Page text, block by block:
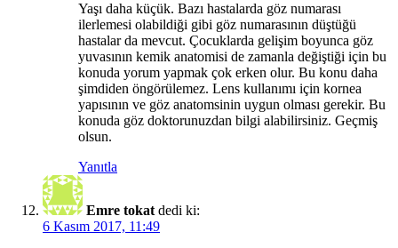
Yaşı daha küçük. Bazı hastalarda göz numarası
ilerlemesi olabildiği gibi göz numarasının düştüğü
hastalar da mevcut. Çocuklarda gelişim boyunca göz
yuvasının kemik anatomisi de zamanla değiştiği için bu
konuda yorum yapmak çok erken olur. Bu konu daha
şimdiden öngörülemez. Lens kullanımı için kornea
yapısının ve göz anatomsinin uygun olması gerekir. Bu
konuda göz doktorunuzdan bilgi alabilirsiniz. Geçmiş
olsun.
Yanıtla
Emre tokat dedi ki:
6 Kasım 2017, 11:49